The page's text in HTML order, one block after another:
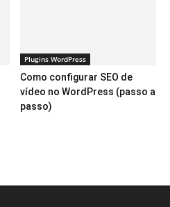
Plugins WordPress
Como configurar SEO de
vídeo no WordPress (passo a
passo)